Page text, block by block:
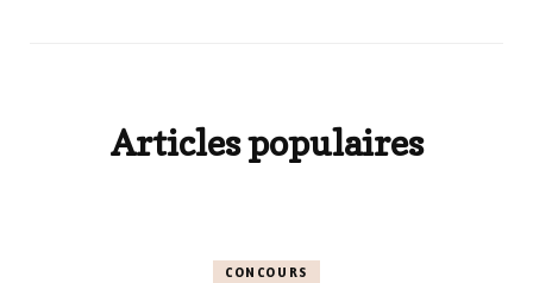
Articles populaires
CONCOURS